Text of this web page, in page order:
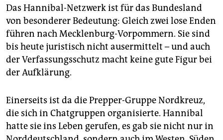
Das Hannibal-Netzwerk ist für das Bundesland
von besonderer Bedeutung: Gleich zwei lose Enden
führen nach Mecklenburg-Vorpommern. Sie sind
bis heute juristisch nicht ausermittelt – und auch
der Verfassungsschutz macht keine gute Figur bei
der Aufklärung.
Einerseits ist da die Prepper-Gruppe Nordkreuz,
die sich in Chatgruppen organisierte. Hannibal
hatte sie ins Leben gerufen, es gab sie nicht nur in